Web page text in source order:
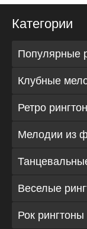
Категории
Популярные
Клубные
Ретро
Мелодии из
Веселые
Рок рингтоны